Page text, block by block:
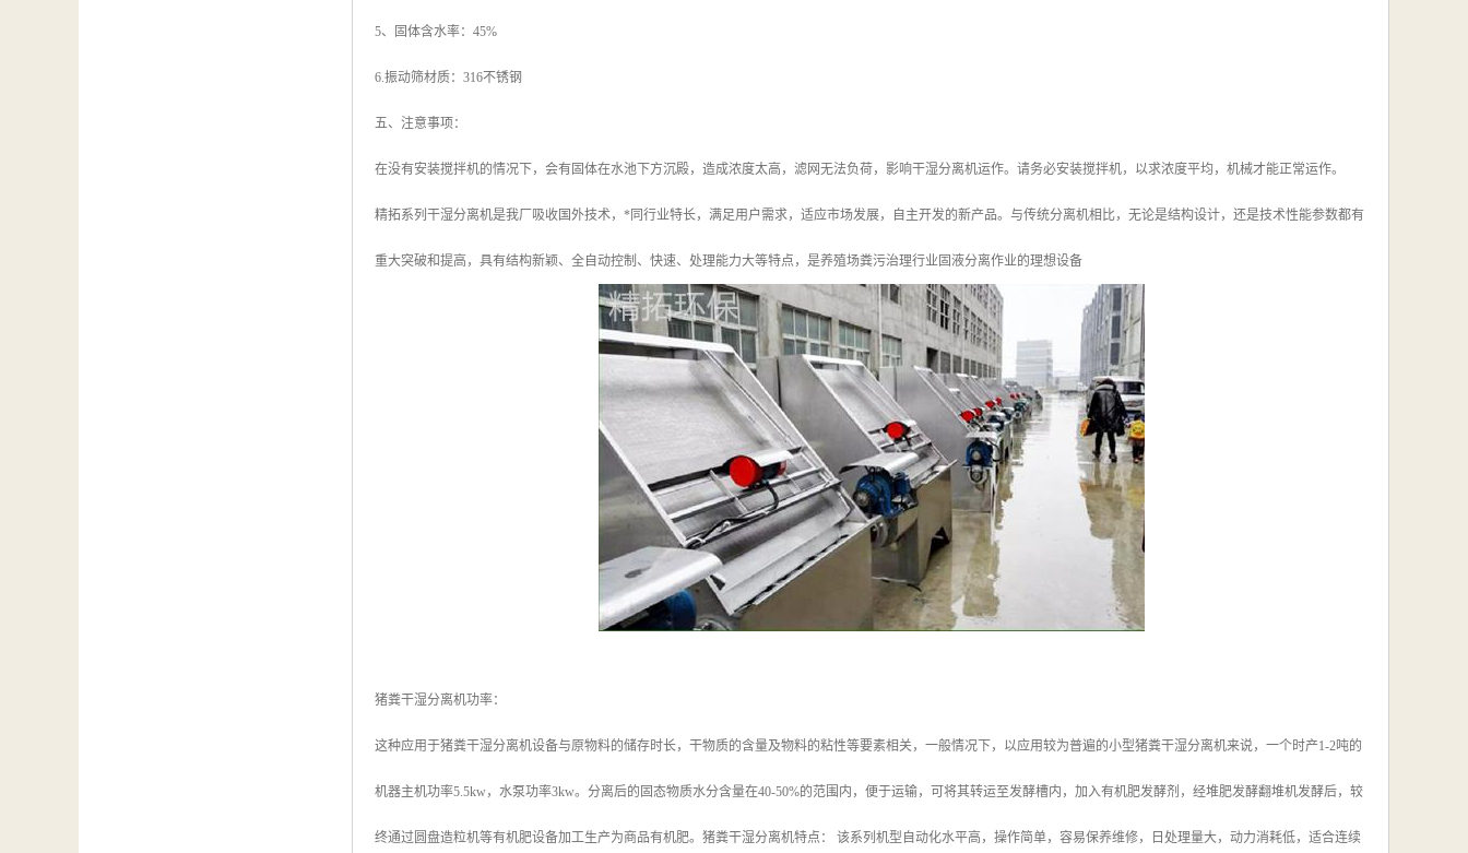
5、固体含水率：45%
6.振动筛材质：316不锈钢
五、注意事项：
在没有安装搅拌机的情况下，会有固体在水池下方沉殿，造成浓度太高，滤网无法负荷，影响干湿分离机运作。请务必安装搅拌机，以求浓度平均，机械才能正常运作。
精拓系列干湿分离机是我厂吸收国外技术，*同行业特长，满足用户需求，适应市场发展，自主开发的新产品。与传统分离机相比，无论是结构设计，还是技术性能参数都有
重大突破和提高，具有结构新颖、全自动控制、快速、处理能力大等特点，是养殖场粪污治理行业固液分离作业的理想设备
猪粪干湿分离机功率：
这种应用于猪粪干湿分离机设备与原物料的储存时长，干物质的含量及物料的粘性等要素相关，一般情况下，以应用较为普遍的小型猪粪干湿分离机来说，一个时产1-2吨的
机器主机功率5.5kw，水泵功率3kw。分离后的固态物质水分含量在40-50%的范围内，便于运输，可将其转运至发酵槽内，加入有机肥发酵剂，经堆肥发酵翻堆机发酵后，较
终通过圆盘造粒机等有机肥设备加工生产为商品有机肥。猪粪干湿分离机特点： 该系列机型自动化水平高，操作简单，容易保养维修，日处理量大，动力消耗低，适合连续